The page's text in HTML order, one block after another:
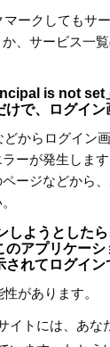
ークしてもサ
、サービス一
is not set
で、ログイン
からログイン
ーが発生しま
ージなどから
しようとした
アプリケーシ
れてログイン
があります。
イトには、あな